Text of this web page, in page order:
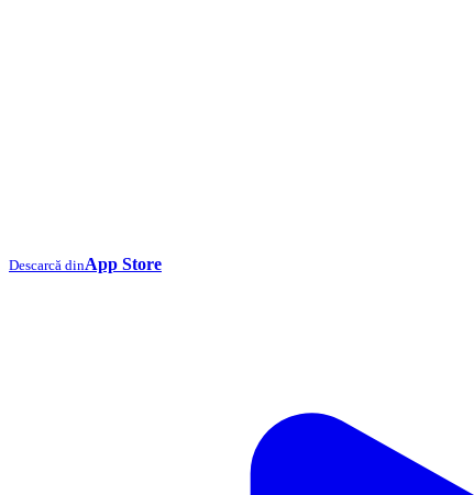
Descarcă dinApp Store